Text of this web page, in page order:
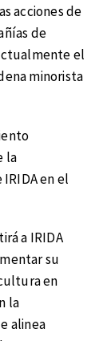
acciones de
de
el
minorista
la
en el
a IRIDA
su
en
la
alinea